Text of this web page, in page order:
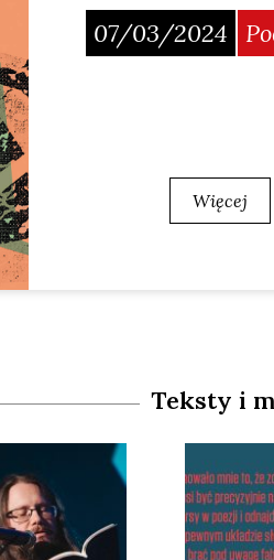
07/03/2024
Więcej
Teksty i